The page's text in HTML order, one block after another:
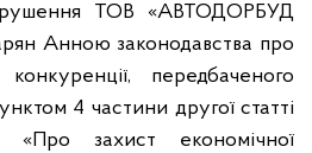
ТОВ «АВТОДОРБУД
Анною законодавства про
передбаченого
4 частини другої статті
захист економічної